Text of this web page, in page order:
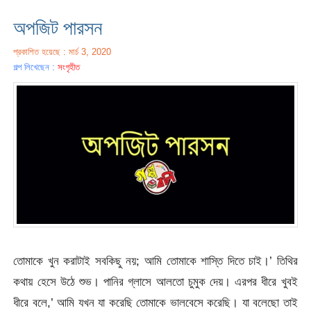
অপজিট পারসন
প্রকাশিত হয়েছে : মার্চ 3, 2020
গল্প লিখেছেন :সংগৃহীত
তোমাকে খুন করাটাই সবকিছু নয়; আমি তোমাকে শাস্তি দিতে চাই।’ তিথির
কথায় হেসে উঠে শুভ। পানির গ্লাসে আলতো চুমুক দেয়। এরপর ধীরে খুবই
ধীরে বলে,’ আমি যখন যা করেছি তোমাকে ভালবেসে করেছি। যা বলেছো তাই